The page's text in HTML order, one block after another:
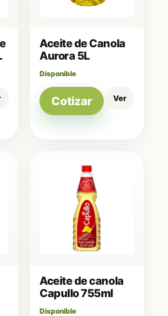
Aceite de Canola
Aurora 5L
Disponible
Cotizar Ver
Aceite de canola
Capullo 755ml
Disponible